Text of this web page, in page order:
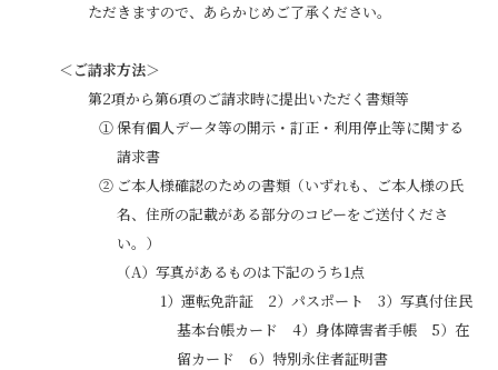
ただきますので、あらかじめご了承ください。
＜ご請求方法＞
第2項から第6項のご請求時に提出いただく書類等
①保有個人データ等の開示・訂正・利用停止等に関する
請求書
②ご本人様確認のための書類（いずれも、ご本人様の氏
名、住所の記載がある部分のコピーをご送付くださ
い。）
（A）写真があるものは下記のうち1点
1）運転免許証 2）パスポート 3）写真付住民
基本台帳カード 4）身体障害者手帳 5）在
留カード 6）特別永住者証明書